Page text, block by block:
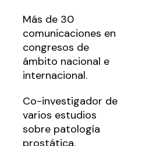
Más de 30
comunicaciones en
congresos de
ámbito nacional e
internacional.
Co-investigador de
varios estudios
sobre patología
prostática.